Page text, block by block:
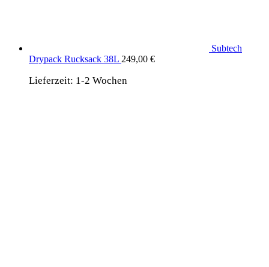
Subtech
Drypack Rucksack 38L 249,00 €
Lieferzeit: 1-2 Wochen